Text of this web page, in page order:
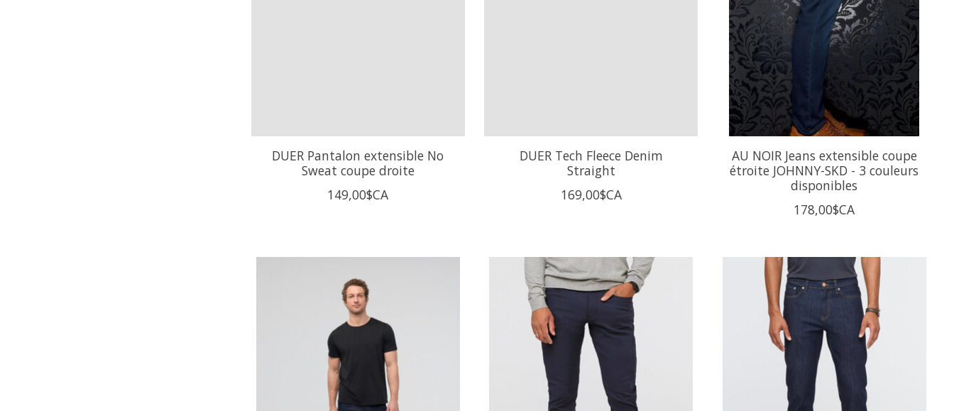
DUER Pantalon extensible No
Sweat coupe droite
149,00$CA
DUER Tech Fleece Denim
Straight
169,00$CA
AU NOIR Jeans extensible coupe
étroite JOHNNY-SKD - 3 couleurs
disponibles
178,00$CA